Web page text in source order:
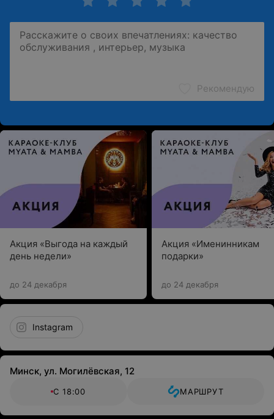
Рекомендую
Акция «Выгода на каждый
день недели»
до 24 декабря
Акция «Именинникам
подарки»
до 24 декабря
Instagram
Минск, ул. Могилёвская, 12
С 18:00 МАРШРУТ